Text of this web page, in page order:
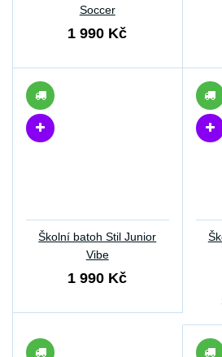
Soccer
1 990 Kč
Školní batoh Stil Junior
Vibe
1 990 Kč